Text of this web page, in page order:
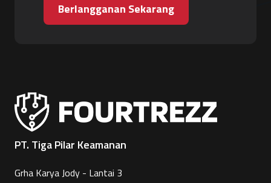
Berlangganan Sekarang
PT. Tiga Pilar Keamanan
Grha Karya Jody - Lantai 3